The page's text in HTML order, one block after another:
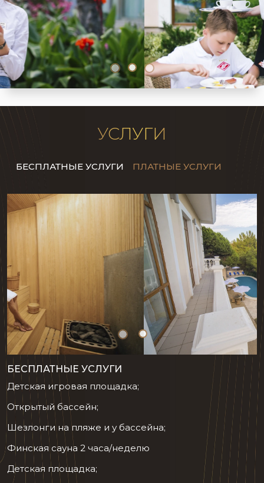
УСЛУГИ
БЕСПЛАТНЫЕ УСЛУГИ ПЛАТНЫЕ УСЛУГИ
БЕСПЛАТНЫЕ УСЛУГИ
Детская игровая площадка;
Открытый бассейн;
Шезлонги на пляже и у бассейна;
Финская сауна 2 часа/неделю
Детская площадка;